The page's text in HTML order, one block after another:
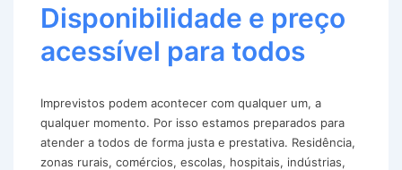
Disponibilidade e preço
acessível para todos
Imprevistos podem acontecer com qualquer um, a
qualquer momento. Por isso estamos preparados para
atender a todos de forma justa e prestativa. Residência,
zonas rurais, comércios, escolas, hospitais, indústrias,